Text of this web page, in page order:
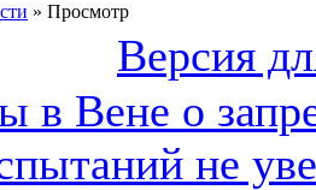
» Просмотр
Версия
в Вене о
не